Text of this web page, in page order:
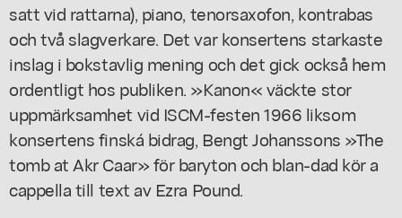
satt vid rattarna), piano, tenorsaxofon, kontrabas
och två slagverkare. Det var konsertens starkaste
inslag i bokstavlig mening och det gick också hem
ordentligt hos publiken. »Kanon« väckte stor
uppmärksamhet vid ISCM-festen 1966 liksom
konsertens finská bidrag, Bengt Johanssons »The
tomb at Akr Caar» för baryton och blan-dad kör a
cappella till text av Ezra Pound.